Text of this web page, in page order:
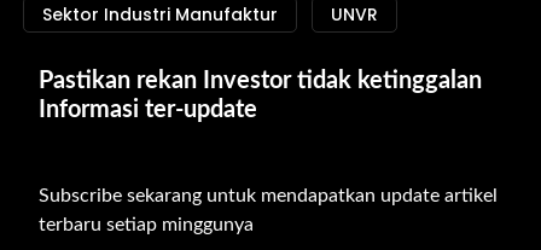
Sektor Industri Manufaktur
UNVR
Pastikan rekan Investor tidak ketinggalan
Informasi ter-update
Subscribe sekarang untuk mendapatkan update artikel
terbaru setiap minggunya